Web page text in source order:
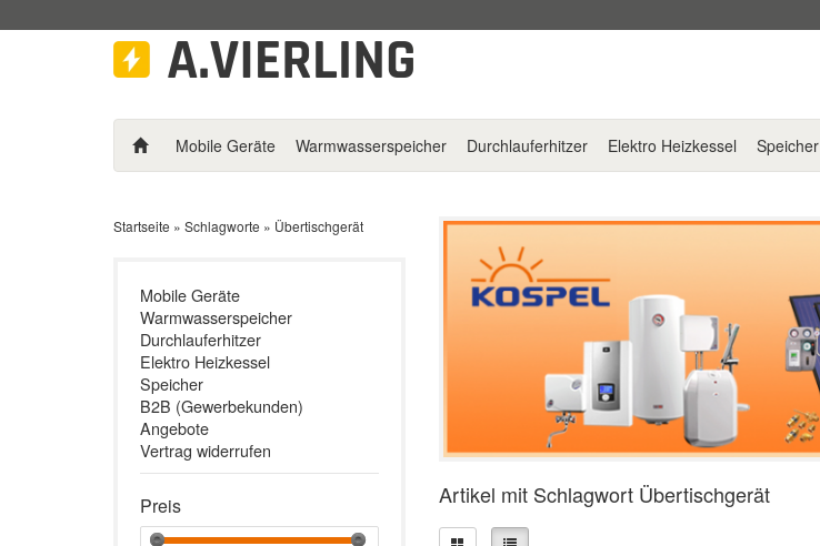
Mobile Geräte Warmwasserspeicher Durchlauferhitzer Elektro Heizkessel Speicher
Startseite » Schlagworte » Übertischgerät
Mobile Geräte
Warmwasserspeicher
Durchlauferhitzer
Elektro Heizkessel
Speicher
B2B (Gewerbekunden)
Angebote
Vertrag widerrufen
Preis Artikel mit Schlagwort Übertischgerät